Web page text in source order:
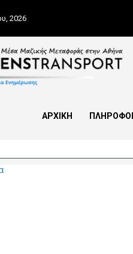
2026
ΑΡΧΙΚΗ